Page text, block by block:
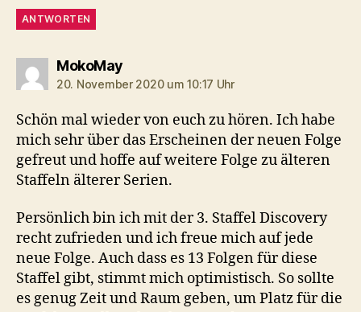
ANTWORTEN
MokoMaysagt:
20. November 2020 um 10:17 Uhr
Schön mal wieder von euch zu hören. Ich habe
mich sehr über das Erscheinen der neuen Folge
gefreut und hoffe auf weitere Folge zu älteren
Staffeln älterer Serien.
Persönlich bin ich mit der 3. Staffel Discovery
recht zufrieden und ich freue mich auf jede
neue Folge. Auch dass es 13 Folgen für diese
Staffel gibt, stimmt mich optimistisch. So sollte
es genug Zeit und Raum geben, um Platz für die